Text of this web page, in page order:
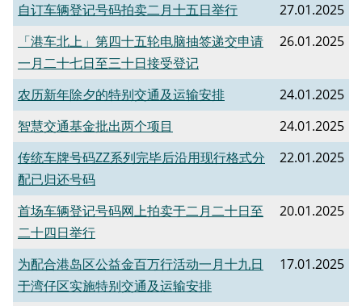
自订车辆登记号码拍卖二月十五日举行
27.01.2025
「港车北上」第四十五轮电脑抽签递交申请
一月二十七日至三十日接受登记
26.01.2025
农历新年除夕的特别交通及运输安排
24.01.2025
智慧交通基金批出两个项目
24.01.2025
传统车牌号码ZZ系列完毕后沿用现行格式分
配已归还号码
22.01.2025
首场车辆登记号码网上拍卖于二月二十日至
二十四日举行
20.01.2025
为配合港岛区公益金百万行活动一月十九日
于湾仔区实施特别交通及运输安排
17.01.2025